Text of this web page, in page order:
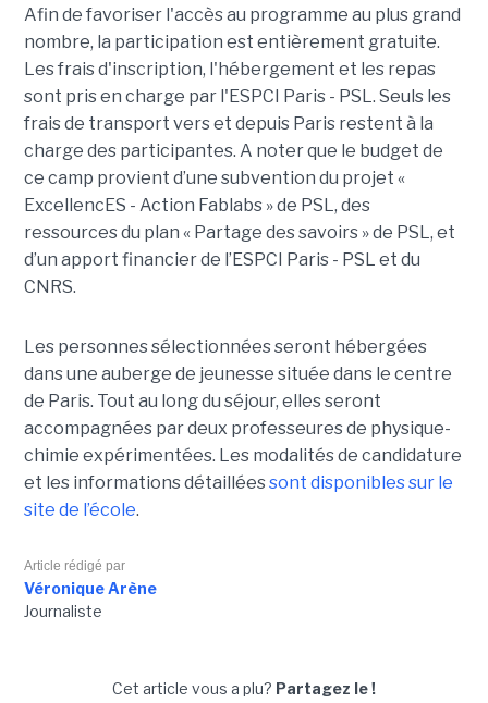
Afin de favoriser l'accès au programme au plus grand
nombre, la participation est entièrement gratuite.
Les frais d'inscription, l'hébergement et les repas
sont pris en charge par l'ESPCI Paris - PSL. Seuls les
frais de transport vers et depuis Paris restent à la
charge des participantes. A noter que le budget de
ce camp provient d’une subvention du projet «
ExcellencES - Action Fablabs » de PSL, des
ressources du plan « Partage des savoirs » de PSL, et
d’un apport financier de l’ESPCI Paris - PSL et du
CNRS.
Les personnes sélectionnées seront hébergées
dans une auberge de jeunesse située dans le centre
de Paris. Tout au long du séjour, elles seront
accompagnées par deux professeures de physique-
chimie expérimentées. Les modalités de candidature
et les informations détailléessont disponibles sur le
site de l’école.
Article rédigé par
Véronique Arène
Journaliste
Cet article vous a plu? Partagez le !